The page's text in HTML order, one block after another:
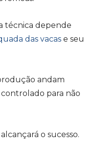
técnica depende
das vacas e seu
andam
para não
alcançará o sucesso.